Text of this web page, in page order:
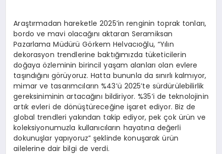
Araştırmadan hareketle 2025’in renginin toprak tonları,
bordo ve mavi olacağını aktaran Seramiksan
Pazarlama Müdürü Görkem Helvacıoğlu, “Yılın
dekorasyon trendlerine baktığımızda tüketicilerin
doğaya özleminin birincil yaşam alanları olan evlere
taşındığını görüyoruz. Hatta bununla da sınırlı kalmıyor,
mimar ve tasarımcıların %43’ü 2025’te sürdürülebilirlik
gereksiniminin artacağını bildiriyor. %35’i de teknolojinin
artık evleri de dönüştüreceğine işaret ediyor. Biz de
global trendleri yakından takip ediyor, pek çok ürün ve
koleksiyonumuzla kullanıcıların hayatına değerli
dokunuşlar yapıyoruz” şeklinde konuşarak ürün
ailelerine dair bilgi de verdi.